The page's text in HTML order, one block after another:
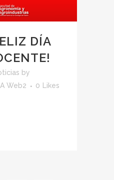
DÍA
by
Web2
0 Likes